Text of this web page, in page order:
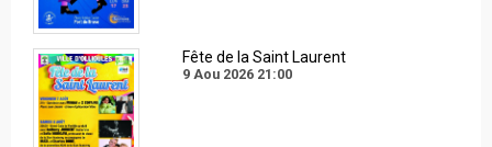
Fête de la Saint Laurent
9 Aou 2026 21:00